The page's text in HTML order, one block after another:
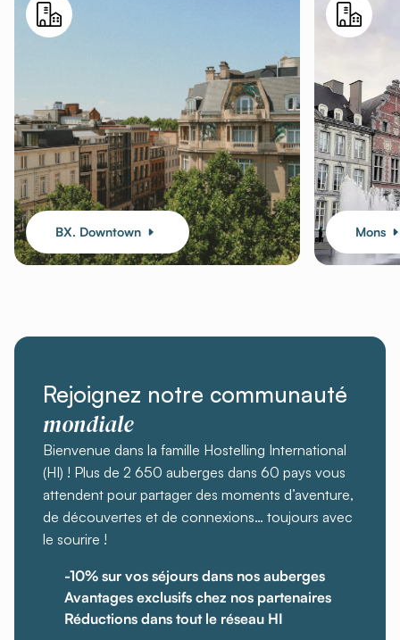
BX. Downtown Mons
Rejoignez notre communauté
mondiale
Bienvenue dans la famille Hostelling International
(HI) ! Plus de 2 650 auberges dans 60 pays vous
attendent pour partager des moments d’aventure,
de découvertes et de connexions… toujours avec
le sourire !
-10% sur vos séjours dans nos auberges
Avantages exclusifs chez nos partenaires
Réductions dans tout le réseau HI